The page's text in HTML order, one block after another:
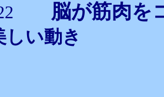
脳が筋肉を
い動き